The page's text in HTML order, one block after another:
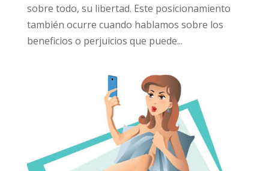
sobre todo, su libertad. Este posicionamiento
también ocurre cuando hablamos sobre los
beneficios o perjuicios que puede...